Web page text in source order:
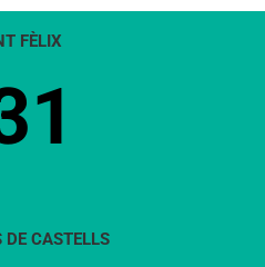
FÈLIX
DE CASTELLS